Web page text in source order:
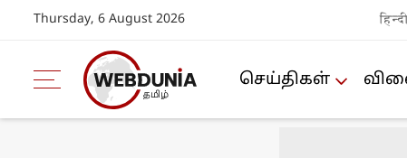
Thursday, 6 August 2026
செய்திகள்